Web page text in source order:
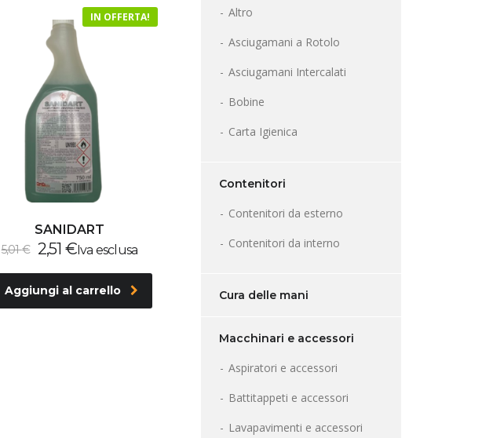
IN OFFERTA!
SANIDART
5,01€
Il
prezzo
originale
era:
2,51 €Il
prezzo
attuale
è:
Iva esclusa
Aggiungi al carrello
Altro
Asciugamani a Rotolo
Asciugamani Intercalati
Bobine
Carta Igienica
Contenitori
Contenitori da esterno
Contenitori da interno
Cura delle mani
Macchinari e accessori
Aspiratori e accessori
Battitappeti e accessori
Lavapavimenti e accessori